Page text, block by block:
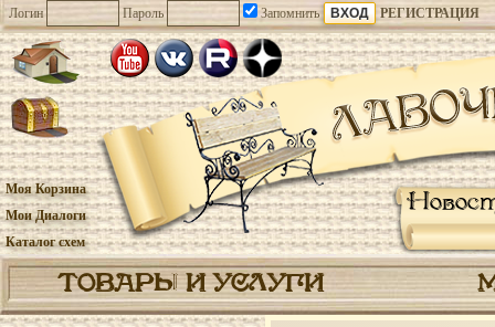
Логин Пароль Запомнить РЕГИСТРАЦИЯ
Моя Корзина
Мои Диалоги
Каталог схем
ТОВАРЫ И УСЛУГИ